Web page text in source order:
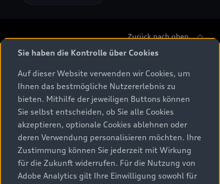
Zurück nach oben
Alle Modelle
Modelle vergleichen
Elektromodelle
Plug-in-Hybride
Beratung & Kauf
Aktuelle Angebote
Sofort verfügbare Neuwagen
Service & Zubehör
Audi Original Zubehör
Audi Services
Kundenbereich
Kontakt
Audi Welt
Sie haben die Kontrolle über Cookies
Auf dieser Website verwenden wir Cookies, um
Ihnen das bestmögliche Nutzererlebnis zu
bieten. Mithilfe der jeweiligen Buttons können
Sie selbst entscheiden, ob Sie alle Cookies
akzeptieren, optionale Cookies ablehnen oder
deren Verwendung personalisieren möchten. Ihre
Zustimmung können Sie jederzeit mit Wirkung
für die Zukunft widerrufen. Für die Nutzung von
Adobe Analytics gilt Ihre Einwilligung sowohl für